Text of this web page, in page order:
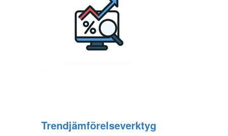
Trendjämförelseverktyg